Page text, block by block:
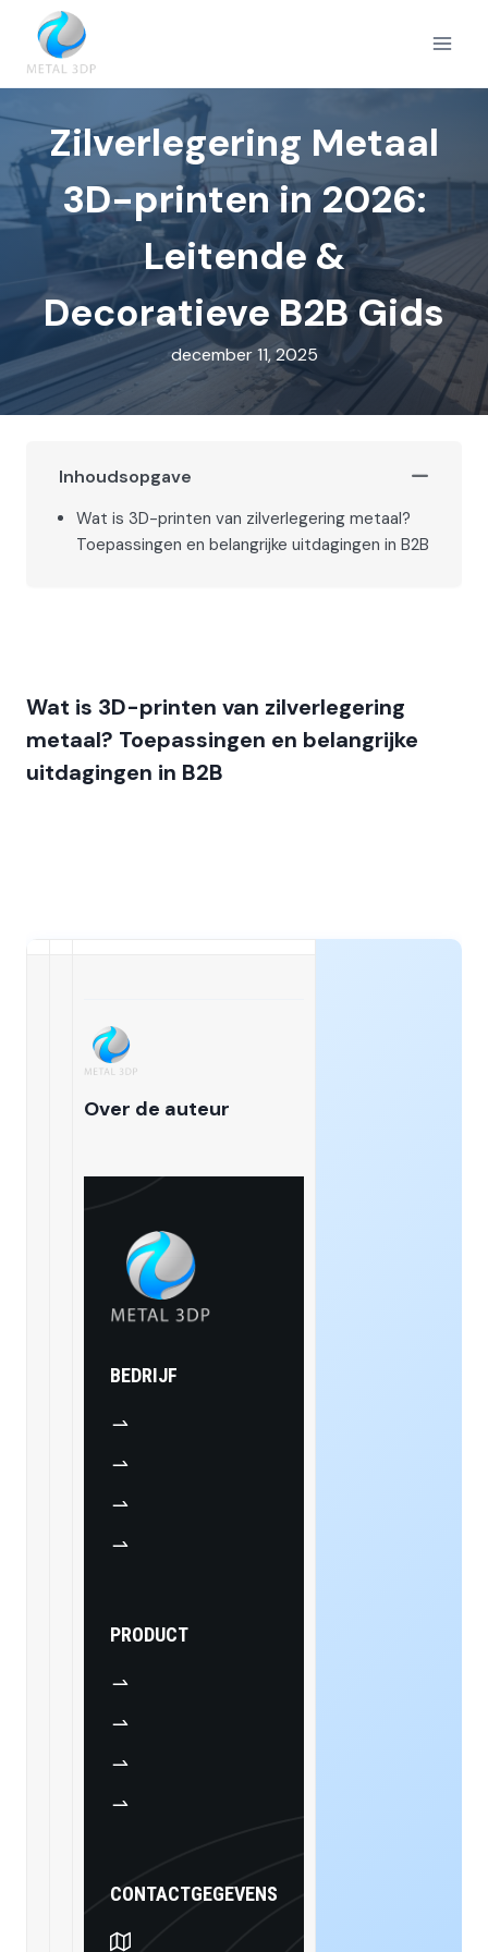
Doorgaan
inhoud
Zilverlegering Metaal
3D-printen in 2026:
Leitende &
Decoratieve B2B Gids
december 11, 2025
Inhoudsopgave
Wat is 3D-printen van zilverlegering metaal?
Toepassingen en belangrijke uitdagingen in B2B
Wat is 3D-printen van zilverlegering
metaal? Toepassingen en belangrijke
uitdagingen in B2B
Over de auteur
BEDRIJF
PRODUCT
CONTACTGEGEVENS